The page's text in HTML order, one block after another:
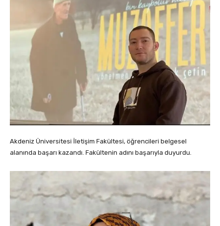
Akdeniz Üniversitesi İletişim Fakültesi, öğrencileri belgesel
alanında başarı kazandı. Fakültenin adını başarıyla duyurdu.